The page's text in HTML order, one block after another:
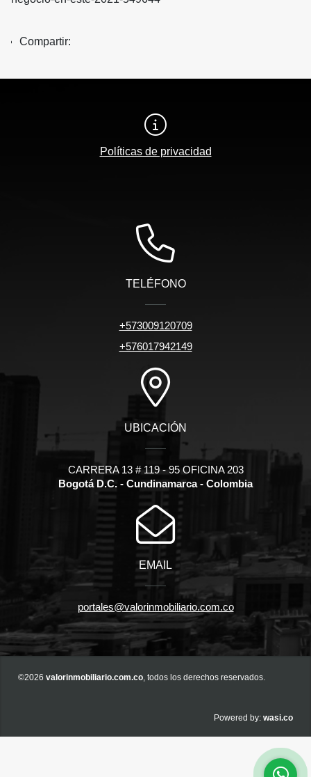
Compartir:
Políticas de privacidad
TELÉFONO
+573009120709
+576017942149
UBICACIÓN
CARRERA 13 # 119 - 95 OFICINA 203
Bogotá D.C. - Cundinamarca - Colombia
EMAIL
portales@valorinmobiliario.com.co
©2026 valorinmobiliario.com.co , todos los derechos reservados.
Powered by: wasi.co